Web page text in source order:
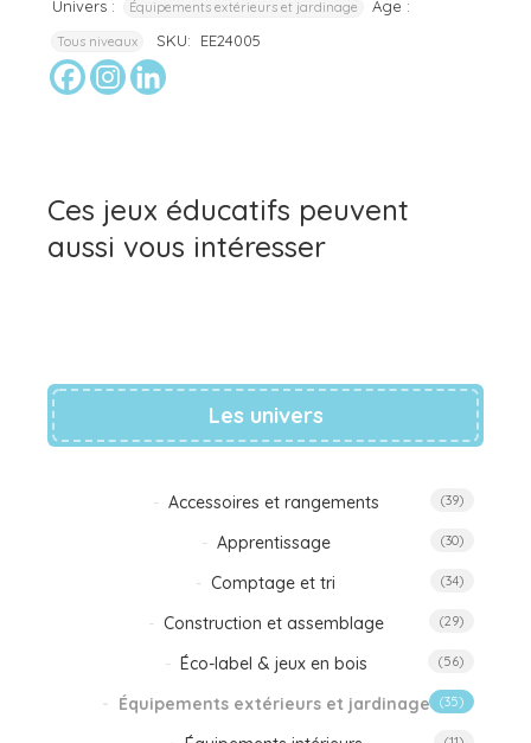
Univers : Équipements extérieurs et jardinage Âge :
Tous niveaux SKU: EE24005
Ces jeux éducatifs peuvent
aussi vous intéresser
Les univers
Accessoires et rangements (39)
Apprentissage (30)
Comptage et tri (34)
Construction et assemblage (29)
Éco-label & jeux en bois (56)
Équipements extérieurs et jardinage (35)